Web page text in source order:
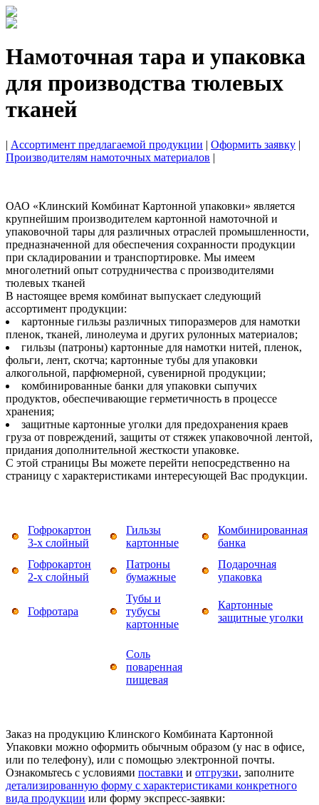
Намоточная тара и упаковка
для производства тюлевых
тканей
| Ассортимент предлагаемой продукции | Оформить заявку |
Производителям намоточных материалов |
ОАО «Клинский Комбинат Картонной упаковки» является
крупнейшим производителем картонной намоточной и
упаковочной тары для различных отраслей промышленности,
предназначенной для обеспечения сохранности продукции
при складировании и транспортировке. Мы имеем
многолетний опыт сотрудничества с производителями
тюлевых тканей
В настоящее время комбинат выпускает следующий
ассортимент продукции:
картонные гильзы различных типоразмеров для намотки
пленок, тканей, линолеума и других рулонных материалов;
гильзы (патроны) картонные для намотки нитей, пленок,
фольги, лент, скотча; картонные тубы для упаковки
алкогольной, парфюмерной, сувенирной продукции;
комбинированные банки для упаковки сыпучих
продуктов, обеспечивающие герметичность в процессе
хранения;
защитные картонные уголки для предохранения краев
груза от повреждений, защиты от стяжек упаковочной лентой,
придания дополнительной жесткости упаковке.
С этой страницы Вы можете перейти непосредственно на
страницу с характеристиками интересующей Вас продукции.
Гофрокартон
3-х слойный
Гильзы
картонные
Комбинированная
банка
Гофрокартон
2-х слойный
Патроны
бумажные
Подарочная
упаковка
Гофротара
Тубы и
тубусы
картонные
Картонные
защитные уголки
Соль
поваренная
пищевая
Заказ на продукцию Клинского Комбината Картонной
Упаковки можно оформить обычным образом (у нас в офисе,
или по телефону), или с помощью электронной почты.
Ознакомьтесь с условиями поставки и отгрузки, заполните
детализированную форму с характеристиками конкретного
вида продукции или форму экспресс-заявки: